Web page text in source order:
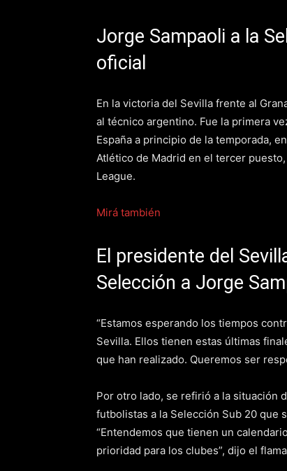
Jorge Sampaoli a la
oficial
En la victoria del Sevilla frente al
al técnico argentino. Fue la primera
España a principio de la temporada,
Atlético de Madrid en el tercer
League.
Mirá también
El presidente del
Selección a Jorge
“Estamos esperando los tiempos
Sevilla. Ellos tienen estas últimas
que han realizado. Queremos ser
Por otro lado, se refirió a la situación
futbolistas a la Selección Sub 20 que
“Entendemos que tienen un
prioridad para los clubes”, dijo el